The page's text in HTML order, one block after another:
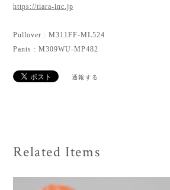
https://tiara-inc.jp
Pullover : M311FF-ML524
Pants : M309WU-MP482
通報する
Related Items